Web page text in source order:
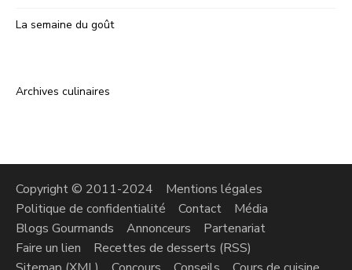
La semaine du goût
Archives culinaires
Copyright © 2011-2024
Mentions légales
Politique de confidentialité
Contact
Média
Blogs Gourmands
Annonceurs
Partenariat
Faire un lien
Recettes de desserts (RSS)